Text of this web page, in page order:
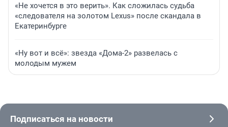
«Не хочется в это верить». Как сложилась судьба
«следователя на золотом Lexus» после скандала в
Екатеринбурге
«Ну вот и всё»: звезда «Дома-2» развелась с
молодым мужем
Подписаться на новости